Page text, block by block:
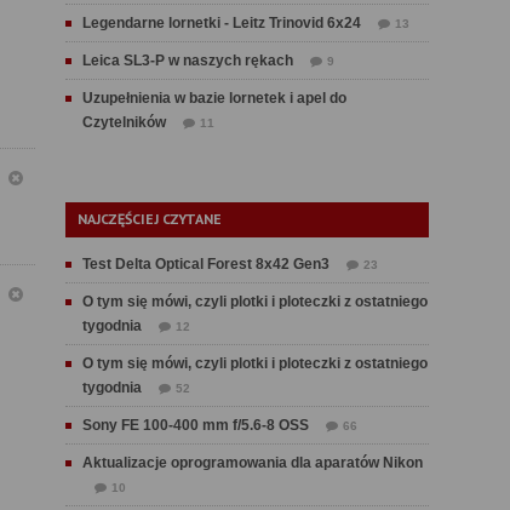
Legendarne lornetki - Leitz Trinovid 6x24 13
Leica SL3-P w naszych rękach 9
Uzupełnienia w bazie lornetek i apel do
Czytelników
11
NAJCZĘŚCIEJ CZYTANE
Test Delta Optical Forest 8x42 Gen3 23
O tym się mówi, czyli plotki i ploteczki z ostatniego
tygodnia
12
O tym się mówi, czyli plotki i ploteczki z ostatniego
tygodnia
52
Sony FE 100-400 mm f/5.6-8 OSS 66
Aktualizacje oprogramowania dla aparatów Nikon
10